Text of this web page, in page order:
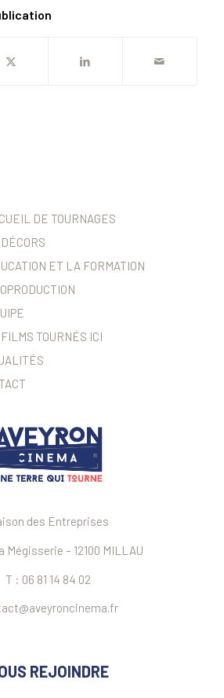
DE TOURNAGES
ET LA FORMATION
TOURNÉS ICI
des Entreprises
Mégisserie – 12100 MILLAU
T : 06 81 14 84 02
REJOINDRE